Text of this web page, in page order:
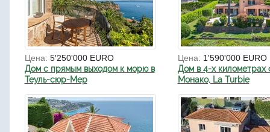
Цена: 5'250'000 EURO
Дом с прямым выходом к морю в
Теуль-сюр-Мер
Цена: 1'590'000 EURO
Дом в 4-х километрах
Монако, La Turbie